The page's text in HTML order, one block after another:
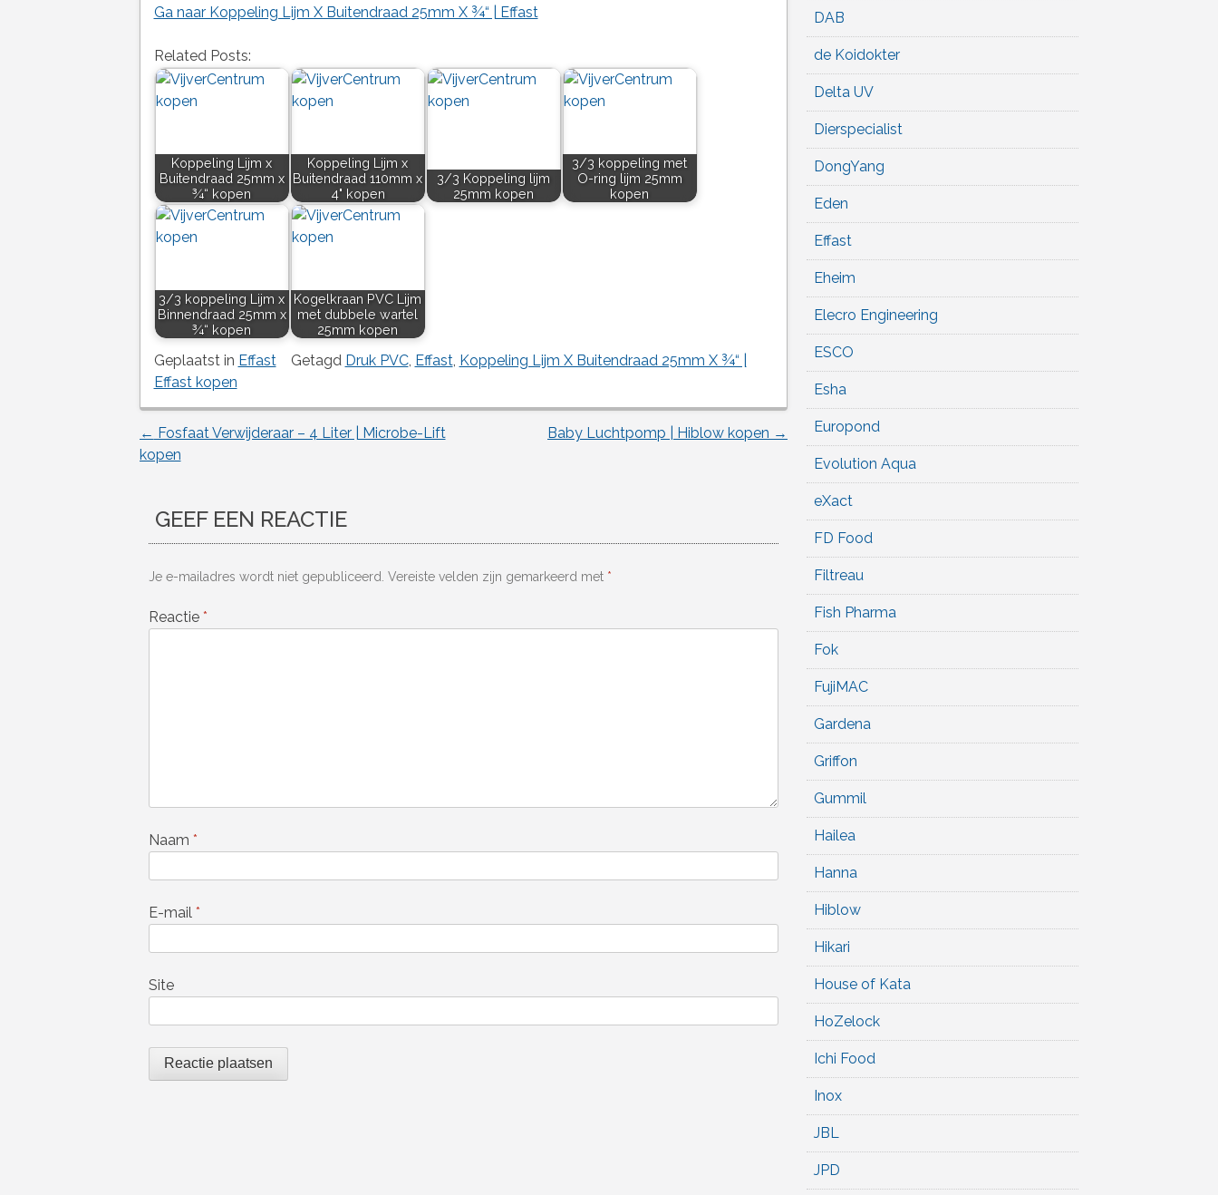
Ga naar Koppeling Lijm X Buitendraad 25mm X ¾“ | Effast
Related Posts:
Koppeling Lijm x
Buitendraad 25mm x
¾“ kopen
Koppeling Lijm x
Buitendraad 110mm x
4" kopen
3/3 Koppeling lijm
25mm kopen
3/3 koppeling met
O-ring lijm 25mm
kopen
3/3 koppeling Lijm x
Binnendraad 25mm x
¾“ kopen
Kogelkraan PVC Lijm
met dubbele wartel
25mm kopen
Geplaatst in Effast Getagd Druk PVC, Effast, Koppeling Lijm X Buitendraad 25mm X ¾“ |
Effast kopen
Berichtnavigatie
← Fosfaat Verwijderaar – 4 Liter | Microbe-Lift
kopen
Baby Luchtpomp | Hiblow kopen →
GEEF EEN REACTIE
Je e-mailadres wordt niet gepubliceerd. Vereiste velden zijn gemarkeerd met *
Reactie *
Naam *
E-mail *
Site
DAB
de Koidokter
Delta UV
Dierspecialist
DongYang
Eden
Effast
Eheim
Elecro Engineering
ESCO
Esha
Europond
Evolution Aqua
eXact
FD Food
Filtreau
Fish Pharma
Fok
FujiMAC
Gardena
Griffon
Gummil
Hailea
Hanna
Hiblow
Hikari
House of Kata
HoZelock
Ichi Food
Inox
JBL
JPD